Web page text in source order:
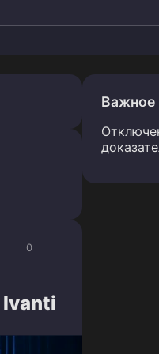
0
Ivanti
Важное